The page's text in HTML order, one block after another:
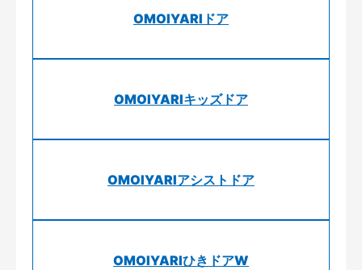
OMOIYARIドア
OMOIYARIキッズドア
OMOIYARIアシストドア
OMOIYARIひきドアW